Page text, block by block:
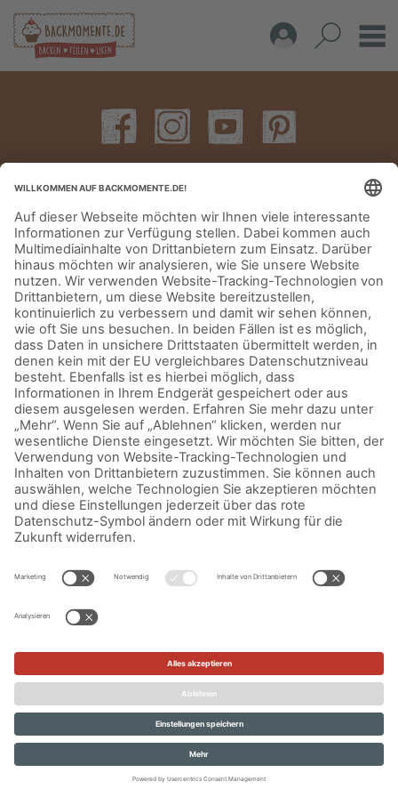
IMPRESSUM DATENSCHUTZERKLÄRUNG AGB KONTAKT
© Aurora Mühlen GmbH - Trettaustraße 49 – D-21107 Hamburg